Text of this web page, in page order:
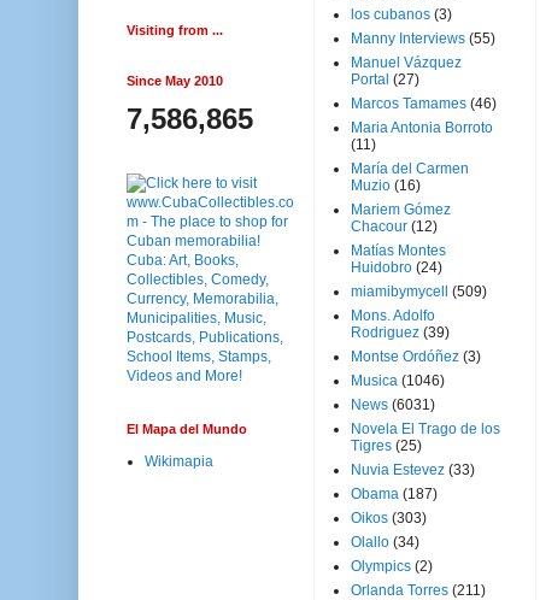
Visiting from ...
Since May 2010
7,586,865
El Mapa del Mundo
Wikimapia
los cubanos (3)
Manny Interviews (55)
Manuel Vázquez
Portal (27)
Marcos Tamames (46)
Maria Antonia Borroto
(11)
María del Carmen
Muzio (16)
Mariem Gómez
Chacour (12)
Matías Montes
Huidobro (24)
miamibymycell
(509)
Mons. Adolfo
Rodriguez (39)
Montse Ordóñez (3)
Musica (1046)
News (6031)
Novela El Trago de los
Tigres (25)
Nuvia Estevez (33)
Obama (187)
Oikos (303)
Olallo (34)
Olympics (2)
Orlanda Torres (211)